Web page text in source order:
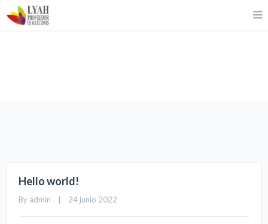
Hello world!
By admin
    |    24 junio 2022